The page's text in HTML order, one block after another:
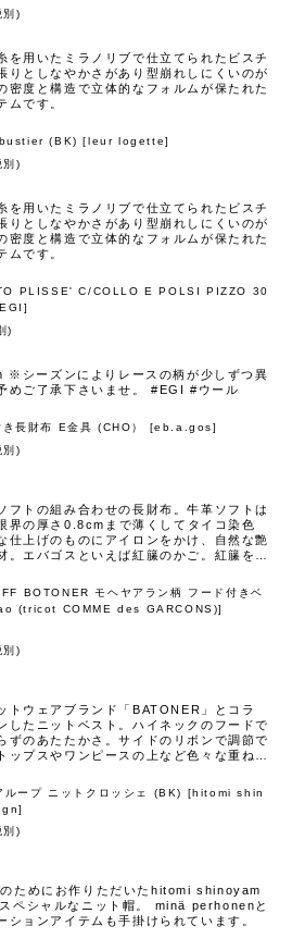
別)
を用いたミラノリブで仕立てられたビスチ
りとしなやかさがあり型崩れしにくいのが
密度と構造で立体的なフォルムが保たれた
ムです。
(BK) [leur logette]
別)
を用いたミラノリブで仕立てられたビスチ
りとしなやかさがあり型崩れしにくいのが
密度と構造で立体的なフォルムが保たれた
ムです。
PLISSE' C/COLLO E POLSI PIZZO 30
EGI ]
)
※シーズンによりレースの柄が少しずつ異
めご了承下さいませ。 #EGI #ウール
長財布 E金具 (CHO） [eb.a.gos]
別)
フトの組み合わせの長財布。牛革ソフトは
界の厚さ0.8cmまで薄くしてタイコ染色
仕上げのものにアイロンをかけ、自然な艶
。エバゴスといえば紅籘のかご。紅籘を…
BOTONER モヘヤアラン柄 フード付きベ
(tricot COMME des GARCONS)]
別)
トウェアブランド「BATONER」とコラ
したニットベスト。ハイネックのフードで
ずのあたたかさ。サイドのリボンで調節で
ップスやワンピースの上など色々な重ね…
ループ ニットクロッシェ (BK) [hitomi shin
]
別)
ためにお作りただいたhitomi shinoyam
ペシャルなニット帽。 minä perhonenと
ションアイテムも手掛けられています。